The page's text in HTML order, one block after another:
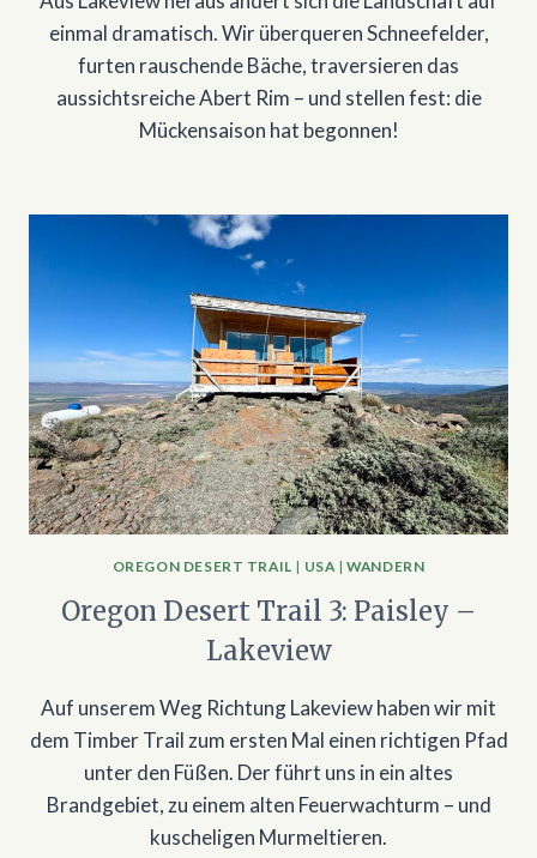
einmal dramatisch. Wir überqueren Schneefelder,
furten rauschende Bäche, traversieren das
aussichtsreiche Abert Rim – und stellen fest: die
Mückensaison hat begonnen!
OREGON DESERT TRAIL | USA |WANDERN
Oregon Desert Trail 3: Paisley –
Lakeview
Auf unserem Weg Richtung Lakeview haben wir mit
dem Timber Trail zum ersten Mal einen richtigen Pfad
unter den Füßen. Der führt uns in ein altes
Brandgebiet, zu einem alten Feuerwachturm – und
kuscheligen Murmeltieren.